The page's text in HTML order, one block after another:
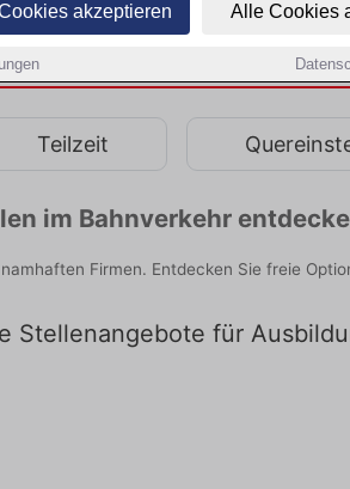
akzeptieren Alle Cookies
Teilzeit
im Bahnverkehr
Firmen. Entdecken Sie freie
Stellenangebote für